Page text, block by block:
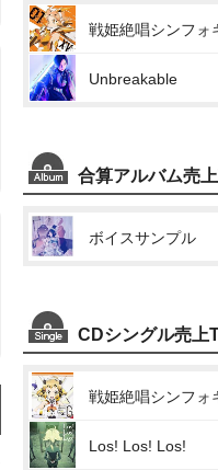
Unbreakable
合算アルバム売
ボイスサンプル
CDシングル売上
Los! Los! Los!